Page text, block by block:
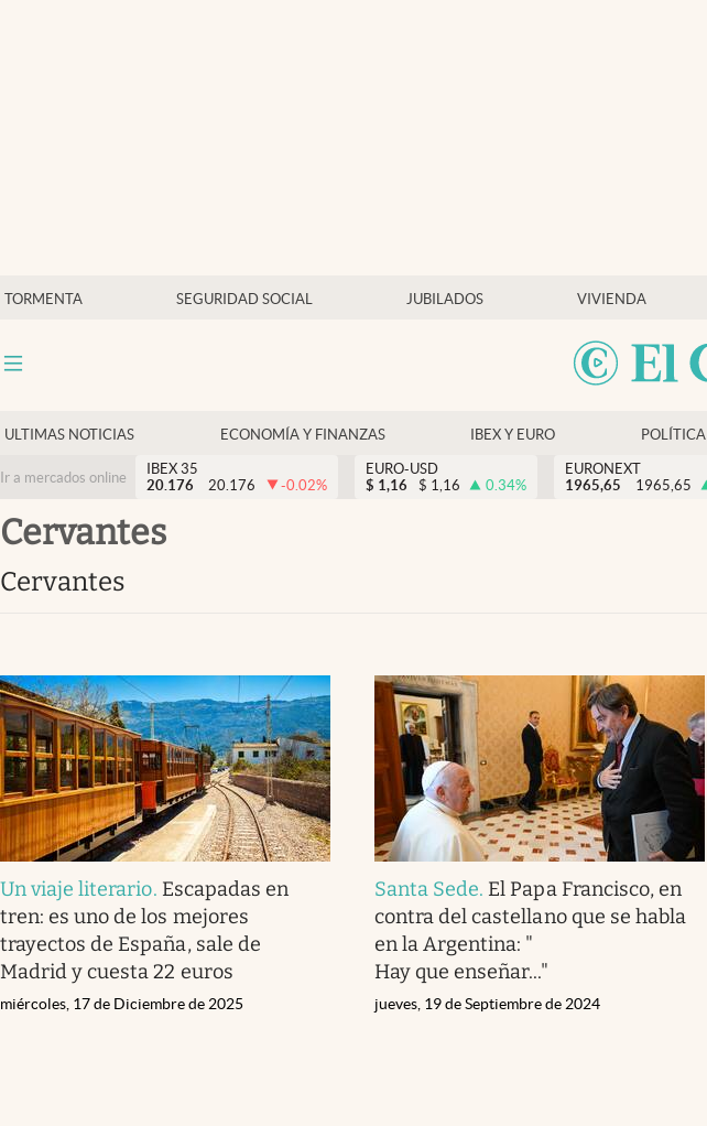
TORMENTA SEGURIDAD SOCIAL JUBILADOS VIVIENDA
ULTIMAS NOTICIAS ECONOMÍA Y FINANZAS IBEX Y EURO POLÍTICA
Ir a mercados online
IBEX 35
20.176
20.176 -0.02%
EURO-USD
$ 1,16 $ 1,16 0.34%
EURONEXT
1965,65
1965,65
cervantes
cervantes
Un viaje literario. Escapadas en
tren: es uno de los mejores
trayectos de España, sale de
Madrid y cuesta 22 euros
miércoles, 17 de Diciembre de 2025
Santa Sede. El Papa Francisco, en
contra del castellano que se habla
en la Argentina: "
Hay que enseñar..."
jueves, 19 de Septiembre de 2024